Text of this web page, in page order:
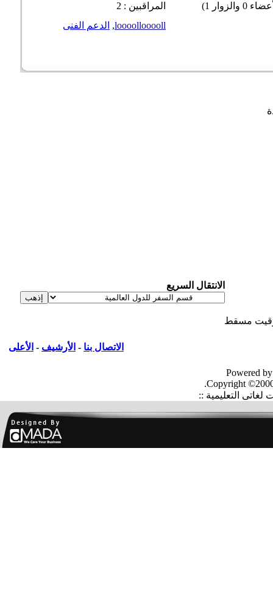
المراقبين : 2
loooollooooll
,الدعم الفنى
الانتقال السريع
مسقط
الاتصال بنا-الأرشيف-الأعلى
Powered
Copyright
التعليمية ::